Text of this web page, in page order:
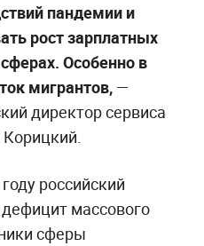
пандемии и
рост зарплатных
Особенно в
мигрантов, —
директор сервиса
российский
массового
сферы